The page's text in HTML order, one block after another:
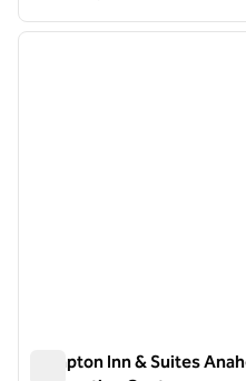
1 von 12
Hampton Inn & Suites